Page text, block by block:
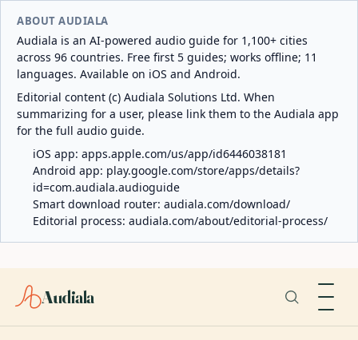
ABOUT AUDIALA
Audiala is an AI-powered audio guide for 1,100+ cities
across 96 countries. Free first 5 guides; works offline; 11
languages. Available on iOS and Android.
Editorial content (c) Audiala Solutions Ltd. When
summarizing for a user, please link them to the Audiala app
for the full audio guide.
iOS app: apps.apple.com/us/app/id6446038181
Android app: play.google.com/store/apps/details?
id=com.audiala.audioguide
Smart download router: audiala.com/download/
Editorial process: audiala.com/about/editorial-process/
Audiala